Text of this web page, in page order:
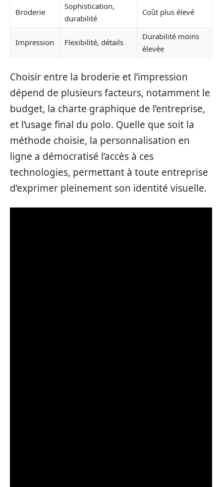
Broderie
Sophistication,
durabilité
Coût plus élevé
Impression Flexibilité, détails
Durabilité moins
élevée
Choisir entre la broderie et l’impression
dépend de plusieurs facteurs, notamment le
budget, la charte graphique de l’entreprise,
et l’usage final du polo. Quelle que soit la
méthode choisie, la personnalisation en
ligne a démocratisé l’accès à ces
technologies, permettant à toute entreprise
d’exprimer pleinement son identité visuelle.